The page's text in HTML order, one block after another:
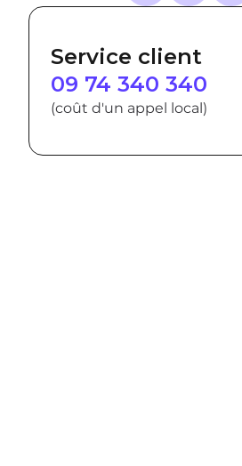
Service client
09 74 340 340
(coût d'un appel local)